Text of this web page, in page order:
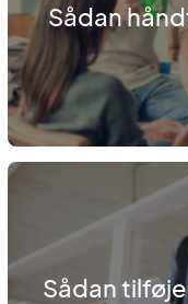
Sådan
Sådan